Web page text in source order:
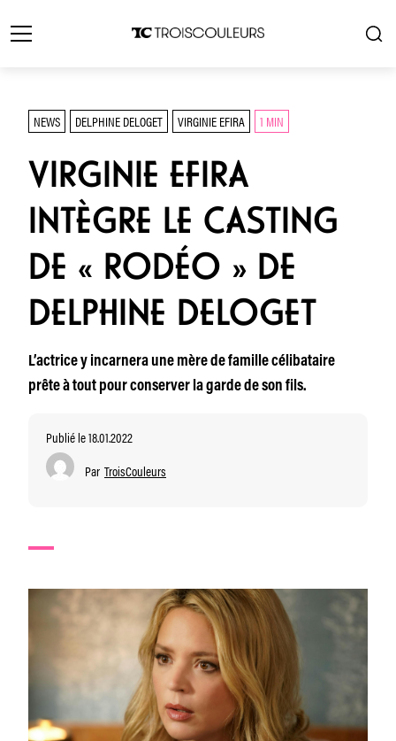
NEWS DELPHINE DELOGET VIRGINIE EFIRA 1 MIN
VIRGINIE EFIRA
INTÈGRE LE CASTING
DE « RODÉO » DE
DELPHINE DELOGET
L’actrice y incarnera une mère de famille célibataire
prête à tout pour conserver la garde de son fils.
Publié le 18.01.2022
Par TroisCouleurs